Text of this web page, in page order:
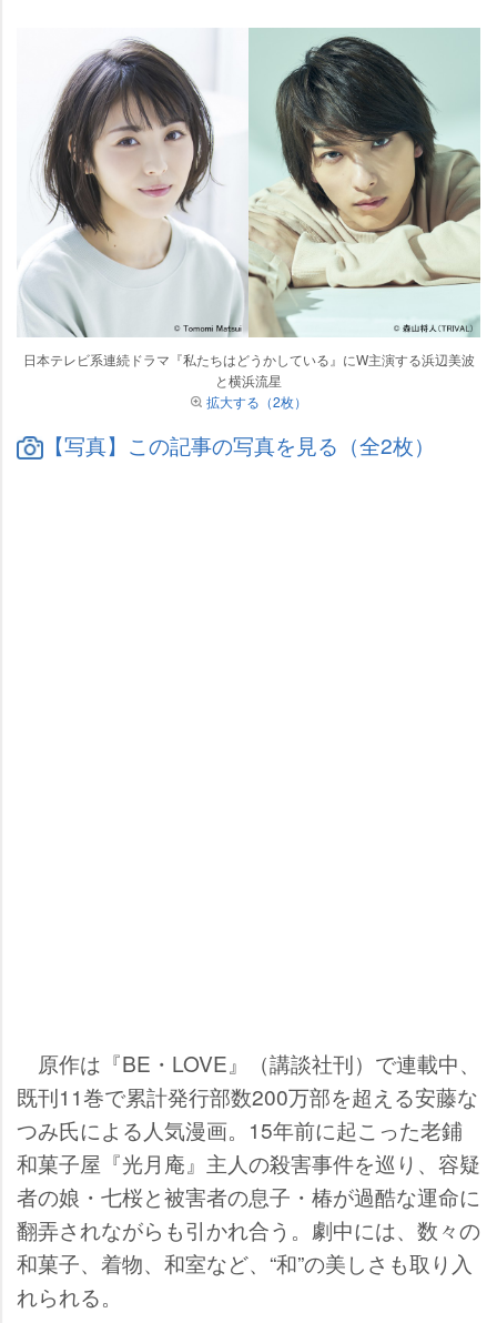
日本テレビ系連続ドラマ『私たちはどうかしている』にW主演する浜辺美波
と横浜流星
拡大する（2枚）
【写真】この記事の写真を見る（全2枚）
原作は『BE・LOVE』（講談社刊）で連載中、
既刊11巻で累計発行部数200万部を超える安藤な
つみ氏による人気漫画。15年前に起こった老鋪
和菓子屋『光月庵』主人の殺害事件を巡り、容疑
者の娘・七桜と被害者の息子・椿が過酷な運命に
翻弄されながらも引かれ合う。劇中には、数々の
和菓子、着物、和室など、“和”の美しさも取り入
れられる。